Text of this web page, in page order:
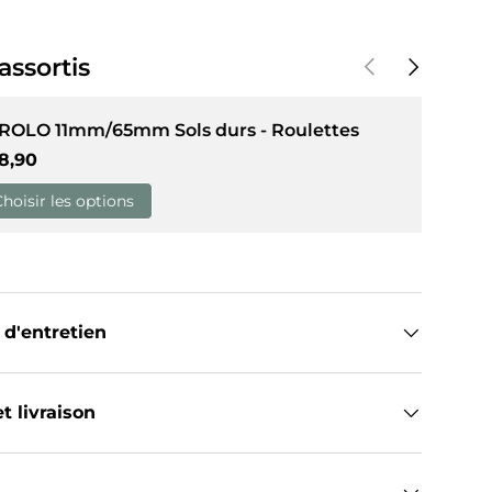
PrécédentSuivant
11mm/65mm Sols durs - Roulettes
habituel
les options
livraison